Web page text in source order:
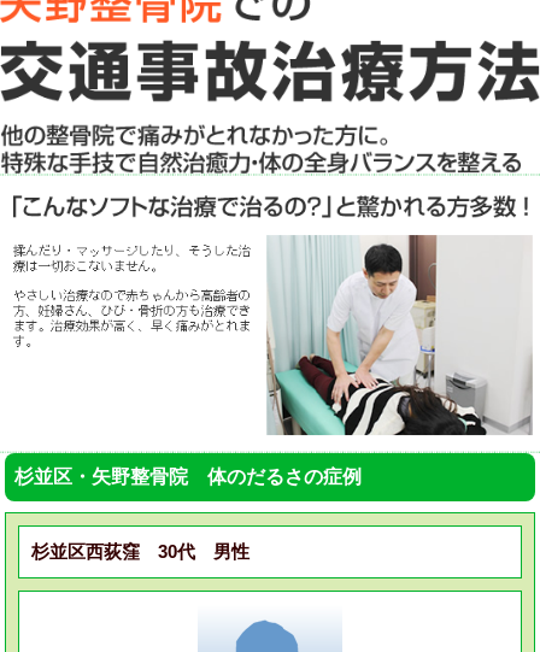
杉並区・矢野整骨院 体のだるさの症例
杉並区西荻窪 30代 男性